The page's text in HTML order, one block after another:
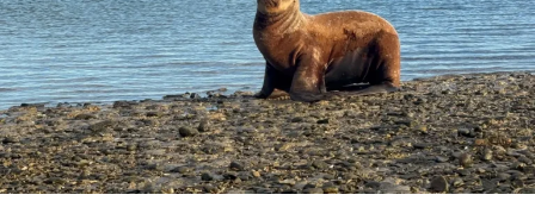
Las gestiones ante el BID comprenden un crédito de
85 millones de dólares destinado a ampliar la
producción, incorporar nuevas áreas bajo riegoy
fortalecer la capacidad de la provincia para enfrentar los